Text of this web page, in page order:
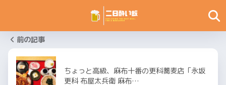
前の記事
ちょっと高級、麻布十番の更科蕎麦店「永坂
更科 布屋太兵衛 麻布…